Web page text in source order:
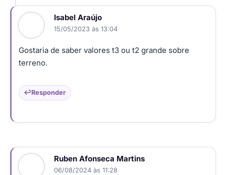
Isabel Araújo
15/05/2023 às 13:04
Gostaria de saber valores t3 ou t2 grande sobre
terreno.
Responder
Ruben Afonseca Martins
06/08/2024 às 11:28